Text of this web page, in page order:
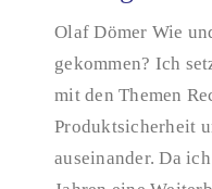
Olaf Dömer Wie
gekommen? Ich
mit den Themen
Produktsicherheit
auseinander. Da